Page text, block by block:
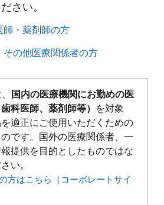
さい。​
師・薬剤師の方​
その他医療関係者の方​
国内の医療機関にお勤めの医
科医師、薬剤師等）
を対象
適正にご使用いただくための
です。国外の医療関係者、一
提供を目的としたものではな
い。
方はこちら（コーポレートサイ